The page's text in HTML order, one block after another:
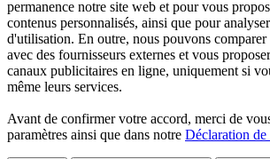
permanence notre site web et pour vous
contenus personnalisés, ainsi que pour
d'utilisation. En outre, nous pouvons comparer
avec des fournisseurs externes et vous
canaux publicitaires en ligne, uniquement si
même leurs services.
Avant de confirmer votre accord, merci de
paramètres ainsi que dans notre Déclaration